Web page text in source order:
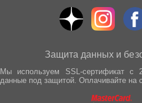
Защита данных и
Мы используем SSL-сертификат с
данные под защитой. Оплачивайте на